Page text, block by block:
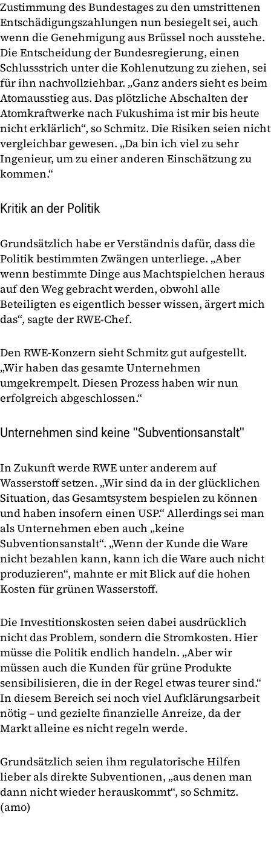
Zustimmung des Bundestages zu den umstrittenen
Entschädigungszahlungen nun besiegelt sei, auch
wenn die Genehmigung aus Brüssel noch ausstehe.
Die Entscheidung der Bundesregierung, einen
Schlussstrich unter die Kohlenutzung zu ziehen, sei
für ihn nachvollziehbar. „Ganz anders sieht es beim
Atomausstieg aus. Das plötzliche Abschalten der
Atomkraftwerke nach Fukushima ist mir bis heute
nicht erklärlich“, so Schmitz. Die Risiken seien nicht
vergleichbar gewesen. „Da bin ich viel zu sehr
Ingenieur, um zu einer anderen Einschätzung zu
kommen.“
Kritik an der Politik
Grundsätzlich habe er Verständnis dafür, dass die
Politik bestimmten Zwängen unterliege. „Aber
wenn bestimmte Dinge aus Machtspielchen heraus
auf den Weg gebracht werden, obwohl alle
Beteiligten es eigentlich besser wissen, ärgert mich
das“, sagte der RWE-Chef.
Den RWE-Konzern sieht Schmitz gut aufgestellt.
„Wir haben das gesamte Unternehmen
umgekrempelt. Diesen Prozess haben wir nun
erfolgreich abgeschlossen.“
Unternehmen sind keine "Subventionsanstalt"
In Zukunft werde RWE unter anderem auf
Wasserstoff setzen. „Wir sind da in der glücklichen
Situation, das Gesamtsystem bespielen zu können
und haben insofern einen USP.“ Allerdings sei man
als Unternehmen eben auch „keine
Subventionsanstalt“. „Wenn der Kunde die Ware
nicht bezahlen kann, kann ich die Ware auch nicht
produzieren“, mahnte er mit Blick auf die hohen
Kosten für grünen Wasserstoff.
Die Investitionskosten seien dabei ausdrücklich
nicht das Problem, sondern die Stromkosten. Hier
müsse die Politik endlich handeln. „Aber wir
müssen auch die Kunden für grüne Produkte
sensibilisieren, die in der Regel etwas teurer sind.“
In diesem Bereich sei noch viel Aufklärungsarbeit
nötig – und gezielte finanzielle Anreize, da der
Markt alleine es nicht regeln werde.
Grundsätzlich seien ihm regulatorische Hilfen
lieber als direkte Subventionen, „aus denen man
dann nicht wieder herauskommt“, so Schmitz.
(amo)